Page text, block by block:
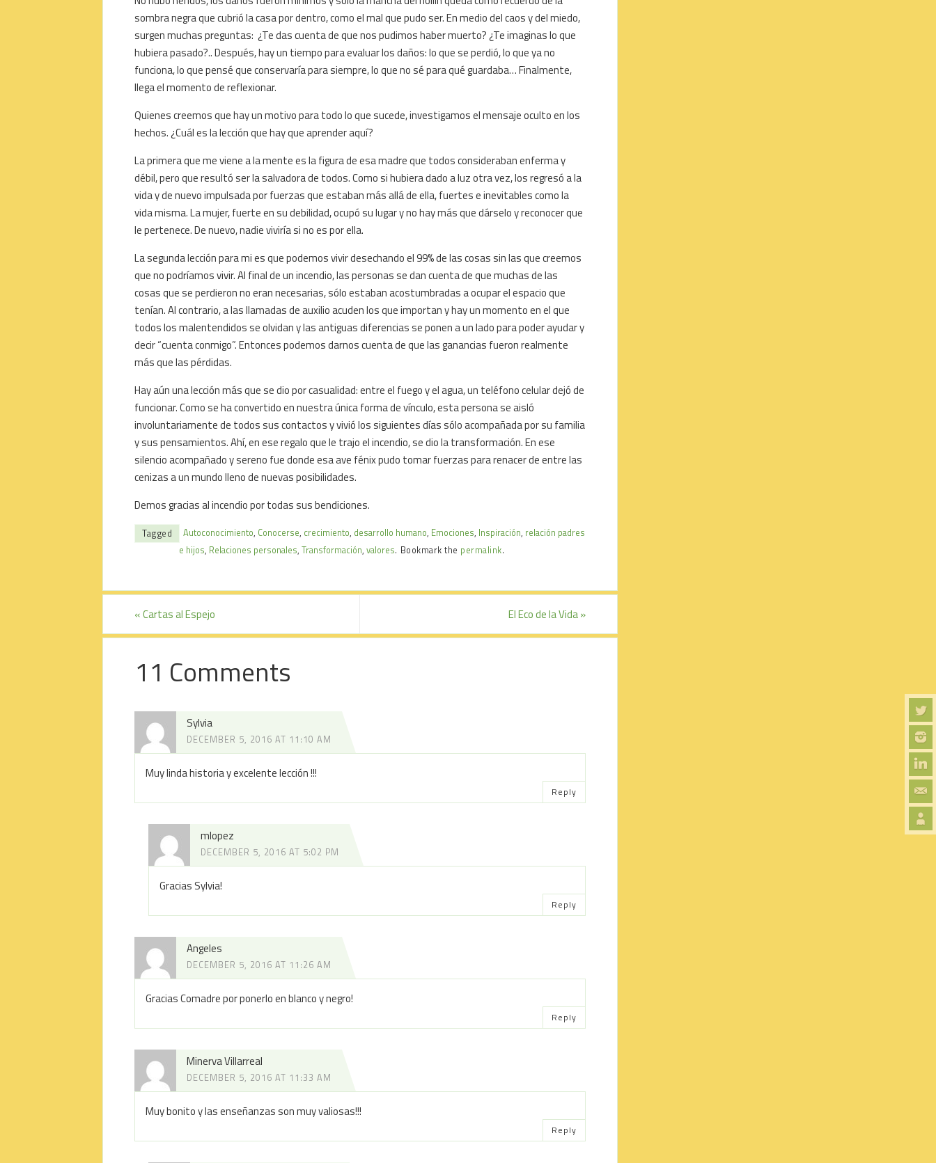
sombra negra que cubrió la casa por dentro, como el mal que pudo ser. En medio del caos y del miedo,
surgen muchas preguntas: ¿Te das cuenta de que nos pudimos haber muerto? ¿Te imaginas lo que
hubiera pasado?.. Después, hay un tiempo para evaluar los daños: lo que se perdió, lo que ya no
funciona, lo que pensé que conservaría para siempre, lo que no sé para qué guardaba… Finalmente,
llega el momento de reflexionar.
Quienes creemos que hay un motivo para todo lo que sucede, investigamos el mensaje oculto en los
hechos. ¿Cuál es la lección que hay que aprender aquí?
La primera que me viene a la mente es la figura de esa madre que todos consideraban enferma y
débil, pero que resultó ser la salvadora de todos. Como si hubiera dado a luz otra vez, los regresó a la
vida y de nuevo impulsada por fuerzas que estaban más allá de ella, fuertes e inevitables como la
vida misma. La mujer, fuerte en su debilidad, ocupó su lugar y no hay más que dárselo y reconocer que
le pertenece. De nuevo, nadie viviría si no es por ella.
La segunda lección para mi es que podemos vivir desechando el 99% de las cosas sin las que creemos
que no podríamos vivir. Al final de un incendio, las personas se dan cuenta de que muchas de las
cosas que se perdieron no eran necesarias, sólo estaban acostumbradas a ocupar el espacio que
tenían. Al contrario, a las llamadas de auxilio acuden los que importan y hay un momento en el que
todos los malentendidos se olvidan y las antiguas diferencias se ponen a un lado para poder ayudar y
decir “cuenta conmigo”. Entonces podemos darnos cuenta de que las ganancias fueron realmente
más que las pérdidas.
Hay aún una lección más que se dio por casualidad: entre el fuego y el agua, un teléfono celular dejó de
funcionar. Como se ha convertido en nuestra única forma de vínculo, esta persona se aisló
involuntariamente de todos sus contactos y vivió los siguientes días sólo acompañada por su familia
y sus pensamientos. Ahí, en ese regalo que le trajo el incendio, se dio la transformación. En ese
silencio acompañado y sereno fue donde esa ave fénix pudo tomar fuerzas para renacer de entre las
cenizas a un mundo lleno de nuevas posibilidades.
Demos gracias al incendio por todas sus bendiciones.
Tagged Autoconocimiento, Conocerse, crecimiento, desarrollo humano, Emociones, Inspiración, relación padres
e hijos, Relaciones personales, Transformación, valores. Bookmark the permalink.
«Cartas al Espejo El Eco de la Vida»
11 Comments
Sylvia
DECEMBER 5, 2016 AT 11:10 AM
Muy linda historia y excelente lección !!!
Reply
mlopez
DECEMBER 5, 2016 AT 5:02 PM
Gracias Sylvia!
Reply
Angeles
DECEMBER 5, 2016 AT 11:26 AM
Gracias Comadre por ponerlo en blanco y negro!
Reply
Minerva Villarreal
DECEMBER 5, 2016 AT 11:33 AM
Muy bonito y las enseñanzas son muy valiosas!!!
Reply